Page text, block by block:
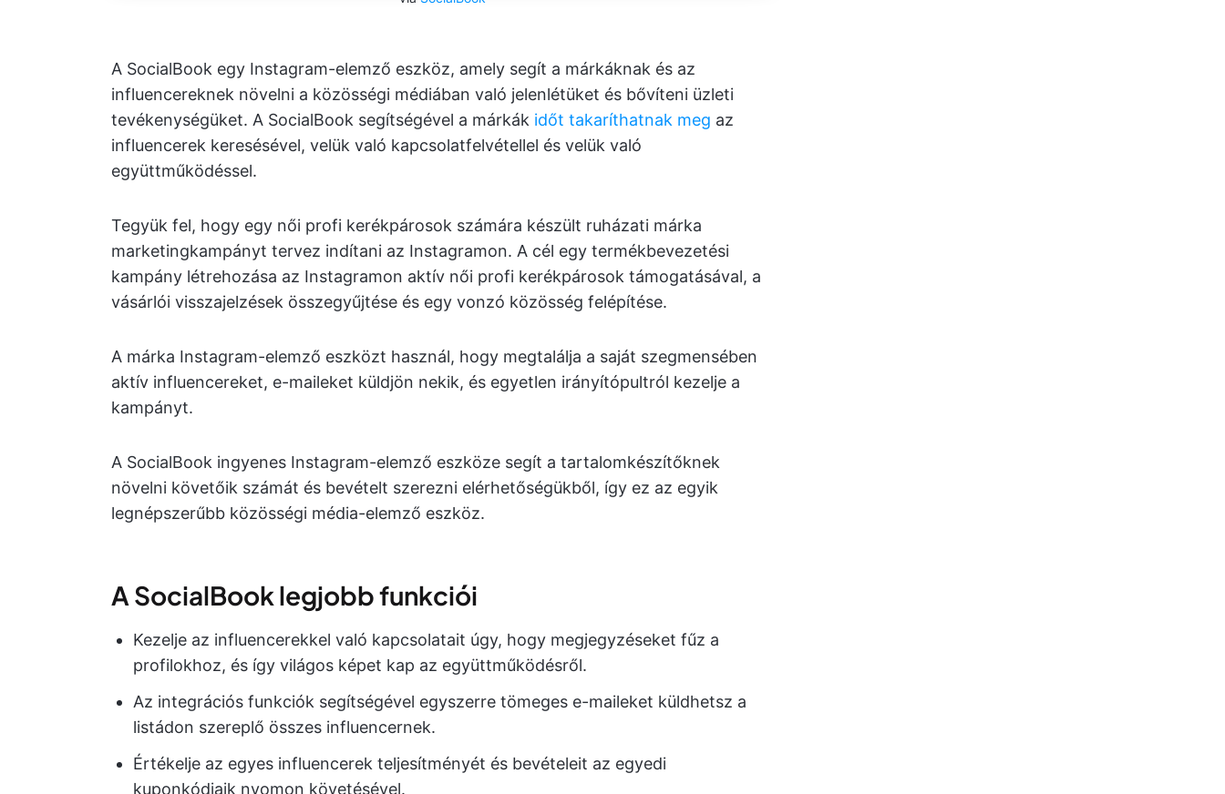
A SocialBook egy Instagram-elemző eszköz, amely segít a márkáknak és az
influencereknek növelni a közösségi médiában való jelenlétüket és bővíteni üzleti
tevékenységüket. A SocialBook segítségével a márkák időt takaríthatnak meg az
influencerek keresésével, velük való kapcsolatfelvétellel és velük való
együttműködéssel.
Tegyük fel, hogy egy női profi kerékpárosok számára készült ruházati márka
marketingkampányt tervez indítani az Instagramon. A cél egy termékbevezetési
kampány létrehozása az Instagramon aktív női profi kerékpárosok támogatásával, a
vásárlói visszajelzések összegyűjtése és egy vonzó közösség felépítése.
A márka Instagram-elemző eszközt használ, hogy megtalálja a saját szegmensében
aktív influencereket, e-maileket küldjön nekik, és egyetlen irányítópultról kezelje a
kampányt.
A SocialBook ingyenes Instagram-elemző eszköze segít a tartalomkészítőknek
növelni követőik számát és bevételt szerezni elérhetőségükből, így ez az egyik
legnépszerűbb közösségi média-elemző eszköz.
A SocialBook legjobb funkciói
Kezelje az influencerekkel való kapcsolatait úgy, hogy megjegyzéseket fűz a
profilokhoz, és így világos képet kap az együttműködésről.
Az integrációs funkciók segítségével egyszerre tömeges e-maileket küldhetsz a
listádon szereplő összes influencernek.
Értékelje az egyes influencerek teljesítményét és bevételeit az egyedi
kuponkódjaik nyomon követésével.